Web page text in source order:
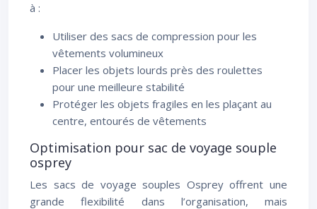
à :
Utiliser des sacs de compression pour les
vêtements volumineux
Placer les objets lourds près des roulettes
pour une meilleure stabilité
Protéger les objets fragiles en les plaçant au
centre, entourés de vêtements
Optimisation pour sac de voyage souple
osprey
Les sacs de voyage souples Osprey offrent une
grande flexibilité dans l’organisation, mais